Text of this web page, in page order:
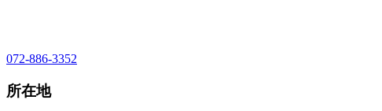
072-886-3352
所在地